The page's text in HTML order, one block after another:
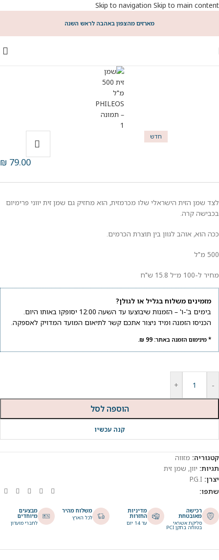
Skip to navigation Skip to main content
מארזים מהצפון באהבה לראש השנה
חדש
79.00
₪
לצד שמן הזית הישראלי שלו מכרמזית, הוא מחזיק גם שמן זית יווני פרימיום
בכבישה קרה.
ככה הוא, אוהב לגוון בין תוצרת הכרמים.
500 מ"ל
מחיר ל-100 מ״ל 15.8 ש"ח
מזמינים משלוח בגליל או לגולן?
בימים ב'-ו' – הזמנות שיבוצעו עד השעה 12:00 יסופקו באותו היום.
הכניסו הזמנה ומיד ניצור אתכם קשר לתיאום המועד המדויק לאספקה.
* מינימום הזמנה באתר: 99 ₪.
-
+
הוספה לסל
קנה עכשיו
קטגוריה: מזווה
תגיות: יוון, שמן זית
יצרן: P.G.I
שתפו:
רכישה
מאובטחת
סליקת אשראי
בטוחה בתקן PCI
מדיניות
החזרות
עד 14 יום
משלוח מהיר
לכל הארץ
מבצעים
מיוחדים
לחברי מועדון